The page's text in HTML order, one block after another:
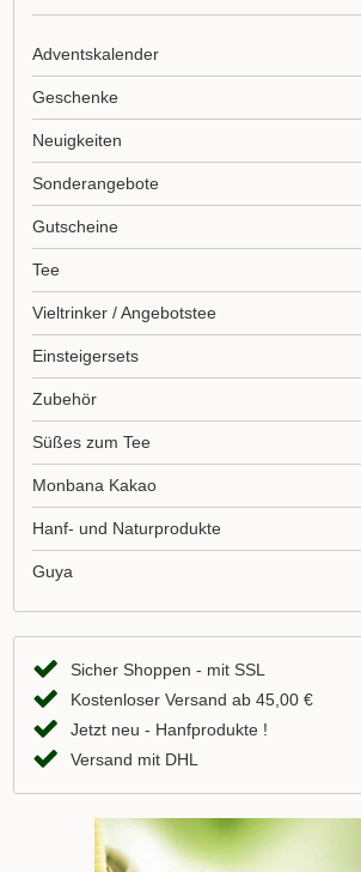
Adventskalender
Geschenke
Neuigkeiten
Sonderangebote
Gutscheine
Tee
Vieltrinker / Angebotstee
Einsteigersets
Zubehör
Süßes zum Tee
Monbana Kakao
Hanf- und Naturprodukte
Guya
Sicher Shoppen - mit SSL
Kostenloser Versand ab 45,00 €
Jetzt neu - Hanfprodukte !
Versand mit DHL